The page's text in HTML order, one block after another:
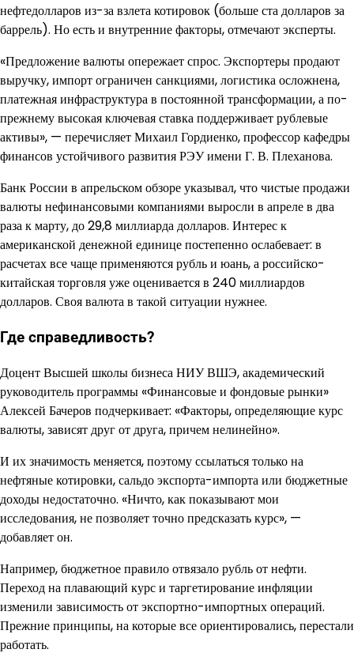
нефтедолларов из-за взлета котировок (больше ста долларов за
баррель). Но есть и внутренние факторы, отмечают эксперты.
«Предложение валюты опережает спрос. Экспортеры продают
выручку, импорт ограничен санкциями, логистика осложнена,
платежная инфраструктура в постоянной трансформации, а по-
прежнему высокая ключевая ставка поддерживает рублевые
активы», — перечисляет Михаил Гордиенко, профессор кафедры
финансов устойчивого развития РЭУ имени Г. В. Плеханова.
Банк России в апрельском обзоре указывал, что чистые продажи
валюты нефинансовыми компаниями выросли в апреле в два
раза к марту, до 29,8 миллиарда долларов. Интерес к
американской денежной единице постепенно ослабевает: в
расчетах все чаще применяются рубль и юань, а российско-
китайская торговля уже оценивается в 240 миллиардов
долларов. Своя валюта в такой ситуации нужнее.
Где справедливость?
Доцент Высшей школы бизнеса НИУ ВШЭ, академический
руководитель программы «Финансовые и фондовые рынки»
Алексей Бачеров подчеркивает: «Факторы, определяющие курс
валюты, зависят друг от друга, причем нелинейно».
И их значимость меняется, поэтому ссылаться только на
нефтяные котировки, сальдо экспорта-импорта или бюджетные
доходы недостаточно. «Ничто, как показывают мои
исследования, не позволяет точно предсказать курс», —
добавляет он.
Например, бюджетное правило отвязало рубль от нефти.
Переход на плавающий курс и таргетирование инфляции
изменили зависимость от экспортно-импортных операций.
Прежние принципы, на которые все ориентировались, перестали
работать.